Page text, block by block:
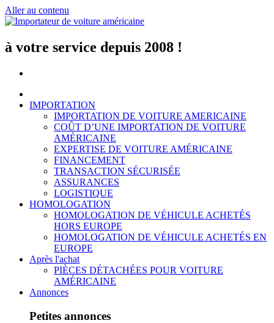
Aller au contenu
à votre service depuis 2008 !
IMPORTATION
IMPORTATION DE VOITURE AMERICAINE
COÛT D’UNE IMPORTATION DE VOITURE
AMÉRICAINE
EXPERTISE DE VOITURE AMÉRICAINE
FINANCEMENT
TRANSACTION SÉCURISÉE
ASSURANCES
LOGISTIQUE
HOMOLOGATION
HOMOLOGATION DE VÉHICULE ACHETÉS
HORS EUROPE
HOMOLOGATION DE VÉHICULE ACHETÉS EN
EUROPE
Après l'achat
PIÈCES DÉTACHÉES POUR VOITURE
AMÉRICAINE
Annonces
Petites annonces